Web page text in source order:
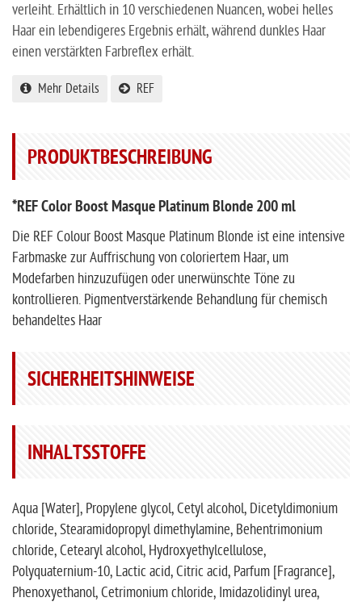
verleiht. Erhältlich in 10 verschiedenen Nuancen, wobei helles
Haar ein lebendigeres Ergebnis erhält, während dunkles Haar
einen verstärkten Farbreflex erhält.
Mehr Details REF
PRODUKTBESCHREIBUNG
*REF Color Boost Masque Platinum Blonde 200 ml
Die REF Colour Boost Masque Platinum Blonde ist eine intensive
Farbmaske zur Auffrischung von coloriertem Haar, um
Modefarben hinzuzufügen oder unerwünschte Töne zu
kontrollieren. Pigmentverstärkende Behandlung für chemisch
behandeltes Haar
SICHERHEITSHINWEISE
INHALTSSTOFFE
Aqua [Water], Propylene glycol, Cetyl alcohol, Dicetyldimonium
chloride, Stearamidopropyl dimethylamine, Behentrimonium
chloride, Cetearyl alcohol, Hydroxyethylcellulose,
Polyquaternium-10, Lactic acid, Citric acid, Parfum [Fragrance],
Phenoxyethanol, Cetrimonium chloride, Imidazolidinyl urea,